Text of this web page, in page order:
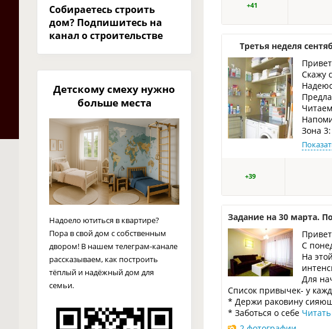
+41
Третья неделя
Скажу
Зона
+39
Задание на 30 марта.
С
На
Для
Список привычек- у
* Держи раковину
* Заботься о себе
Собираетесь строить
дом? Подпишитесь на
канал о строительстве
Детскому смеху нужно
больше места
Надоело ютиться в квартире?
Пора в свой дом с собственным
двором! В нашем телеграм-канале
рассказываем, как построить
тёплый и надёжный дом для
семьи.